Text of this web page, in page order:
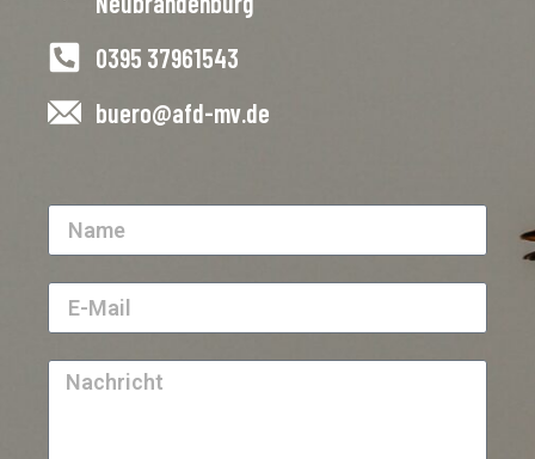
0395 37961543
buero@afd-mv.de